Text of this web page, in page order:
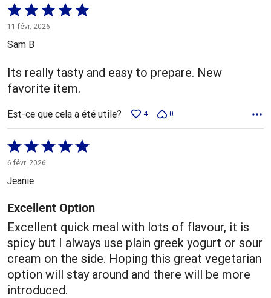
Coté
5 sur
5
11 févr. 2026
Sam B
Its really tasty and easy to prepare. New
favorite item.
Est-ce que cela a été utile? 4 0
Coté
5 sur
5
6 févr. 2026
Jeanie
Excellent Option
Excellent quick meal with lots of flavour, it is
spicy but I always use plain greek yogurt or sour
cream on the side. Hoping this great vegetarian
option will stay around and there will be more
introduced.